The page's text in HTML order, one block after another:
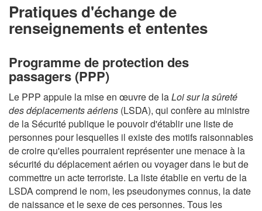
Pratiques d'échange de
renseignements et ententes
Programme de protection des
passagers (PPP)
Le PPP appuie la mise en œuvre de laLoi sur la sûreté
des déplacements aériens (LSDA), qui confère au ministre
de la Sécurité publique le pouvoir d'établir une liste de
personnes pour lesquelles il existe des motifs raisonnables
de croire qu'elles pourraient représenter une menace à la
sécurité du déplacement aérien ou voyager dans le but de
commettre un acte terroriste. La liste établie en vertu de la
LSDA comprend le nom, les pseudonymes connus, la date
de naissance et le sexe de ces personnes. Tous les